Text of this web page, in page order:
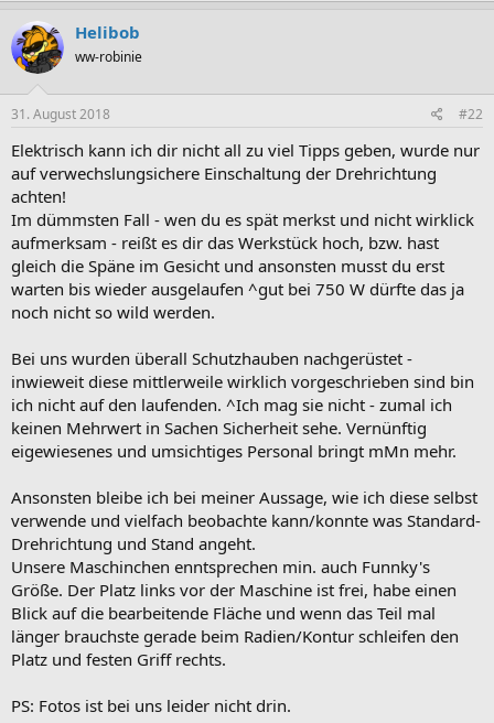
Helibob
ww-robinie
31. August 2018 #22
Elektrisch kann ich dir nicht all zu viel Tipps geben, wurde nur
auf verwechslungsichere Einschaltung der Drehrichtung
achten!
Im dümmsten Fall - wen du es spät merkst und nicht wirklick
aufmerksam - reißt es dir das Werkstück hoch, bzw. hast
gleich die Späne im Gesicht und ansonsten musst du erst
warten bis wieder ausgelaufen ^gut bei 750 W dürfte das ja
noch nicht so wild werden.
Bei uns wurden überall Schutzhauben nachgerüstet -
inwieweit diese mittlerweile wirklich vorgeschrieben sind bin
ich nicht auf den laufenden. ^Ich mag sie nicht - zumal ich
keinen Mehrwert in Sachen Sicherheit sehe. Vernünftig
eigewiesenes und umsichtiges Personal bringt mMn mehr.
Ansonsten bleibe ich bei meiner Aussage, wie ich diese selbst
verwende und vielfach beobachte kann/konnte was Standard-
Drehrichtung und Stand angeht.
Unsere Maschinchen enntsprechen min. auch Funnky's
Größe. Der Platz links vor der Maschine ist frei, habe einen
Blick auf die bearbeitende Fläche und wenn das Teil mal
länger brauchste gerade beim Radien/Kontur schleifen den
Platz und festen Griff rechts.
PS: Fotos ist bei uns leider nicht drin.